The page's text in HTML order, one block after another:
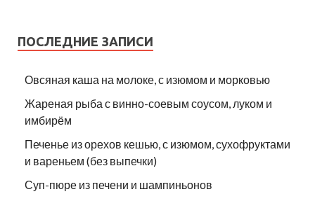
ПОСЛЕДНИЕ ЗАПИСИ
Овсяная каша на молоке, с изюмом и морковью
Жареная рыба с винно-соевым соусом, луком и
имбирём
Печенье из орехов кешью, с изюмом, сухофруктами
и вареньем (без выпечки)
Суп-пюре из печени и шампиньонов